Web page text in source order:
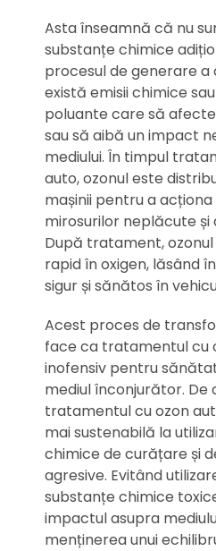
Asta înseamnă că nu
substanțe chimice
procesul de generare a
există emisii chimice
poluante care să
sau să aibă un impact
mediului. În timpul
auto, ozonul este
mașinii pentru a
mirosurilor neplăcute
După tratament,
rapid în oxigen, lăsând
sigur și sănătos în
Acest proces de
face ca tratamentul cu
inofensiv pentru
mediul înconjurător. De
tratamentul cu ozon
mai sustenabilă la
chimice de curățare și
agresive. Evitând
substanțe chimice
impactul asupra
menținerea unui